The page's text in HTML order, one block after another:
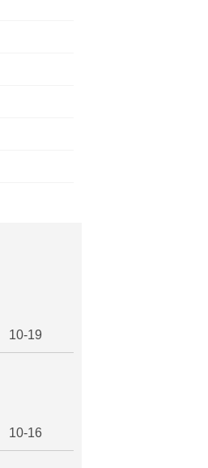
10-19
10-16